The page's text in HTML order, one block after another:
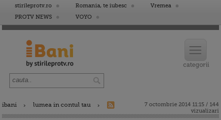
stirileprotv.ro Romania, te iubesc
Vremea
PROTV NEWS
VOYO
ibani lumea in contul tau
7 octombrie 2014 11:15 / 144
vizualizari